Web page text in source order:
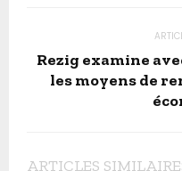
Rezig examine
les moyens de
ARTICLES